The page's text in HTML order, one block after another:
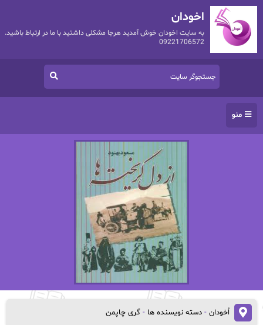
اخودان
به سایت اخودان خوش آمدید هرجا مشکلی داشتید با ما در ارتباط باشید.
09221706572
منو
اُخودان- دسته نویسنده ها - گری چاپمن